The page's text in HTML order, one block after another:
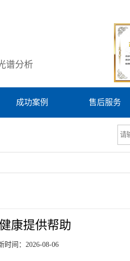
谱分析
成功案例 售后服务
康提供帮助
间：2026-08-06